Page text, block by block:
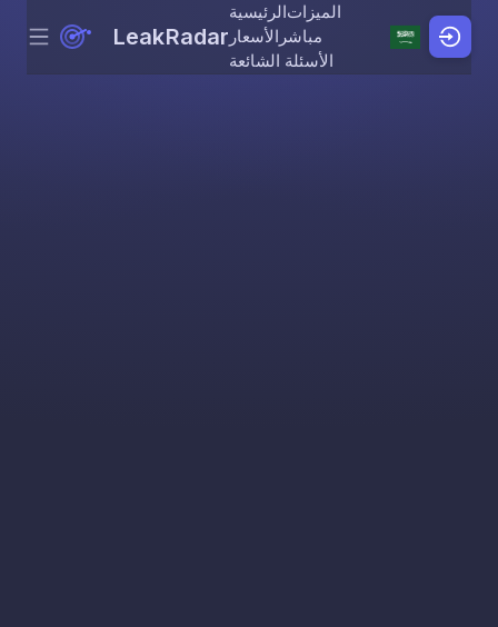
Skip to content
Menu LeakRadar
الرئيسيةالميزات
الأسعار مباشر
الأسئلة الشائعة